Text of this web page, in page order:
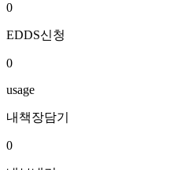
0
EDDS신청
0
usage
내책장담기
0